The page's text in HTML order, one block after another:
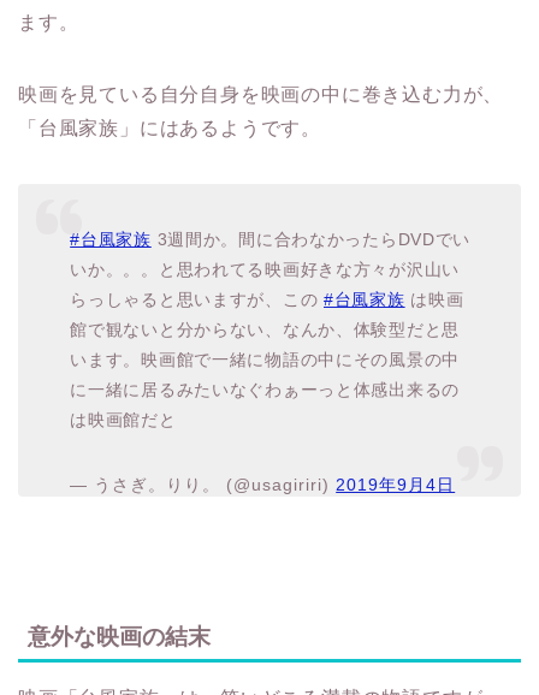
ます。
映画を見ている自分自身を映画の中に巻き込む力が、
「台風家族」にはあるようです。
#台風家族 3週間か。間に合わなかったらDVDでい
いか。。。と思われてる映画好きな方々が沢山い
らっしゃると思いますが、この #台風家族 は映画
館で観ないと分からない、なんか、体験型だと思
います。映画館で一緒に物語の中にその風景の中
に一緒に居るみたいなぐわぁーっと体感出来るの
は映画館だと
— うさぎ。りり。 (@usagiriri) 2019年9月4日
意外な映画の結末